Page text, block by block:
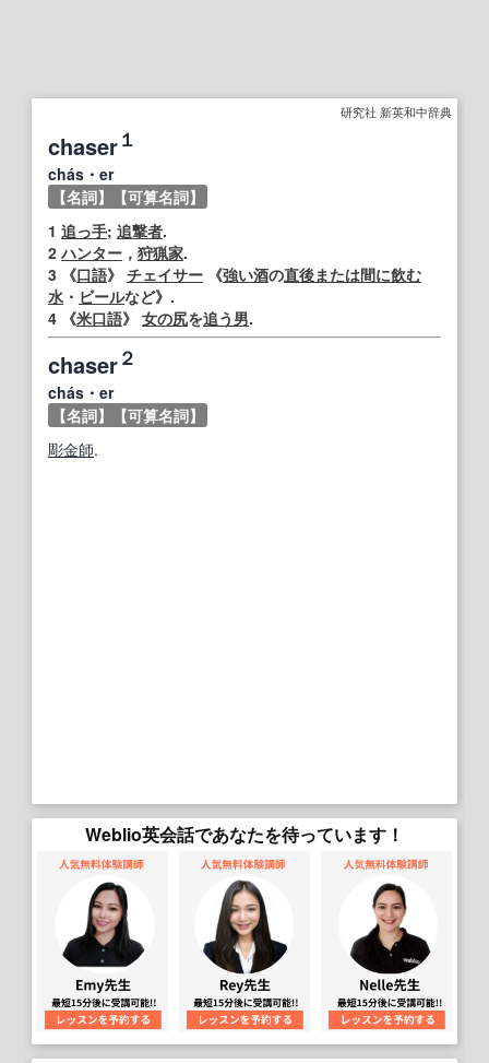
研究社 新英和中辞典
chaser１
chás・er
【名詞】
【可算名詞】
1 追っ手; 追撃者.
2 ハンター ， 狩猟家.
3 《口語》 チェイサー 《強い酒の直後または間に飲む
水 ・ ビールなど》.
4 《米口語》 女の尻を追う 男.
chaser２
chás・er
【名詞】
【可算名詞】
彫金師.
Weblio英会話であなたを待っています！